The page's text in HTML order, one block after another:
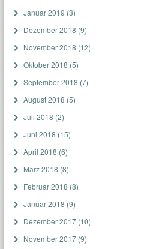
Januar 2019 (3)
Dezember 2018 (9)
November 2018 (12)
Oktober 2018 (5)
September 2018 (7)
August 2018 (5)
Juli 2018 (2)
Juni 2018 (15)
April 2018 (6)
März 2018 (8)
Februar 2018 (8)
Januar 2018 (9)
Dezember 2017(10)
November 2017(9)